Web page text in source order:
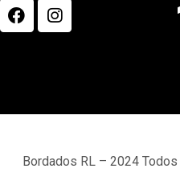
Bordados RL – 2024